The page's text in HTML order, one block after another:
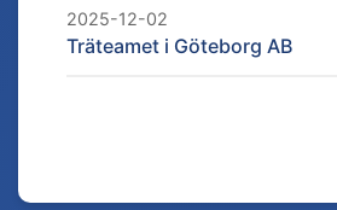
2025-12-02
Träteamet i Göteborg AB